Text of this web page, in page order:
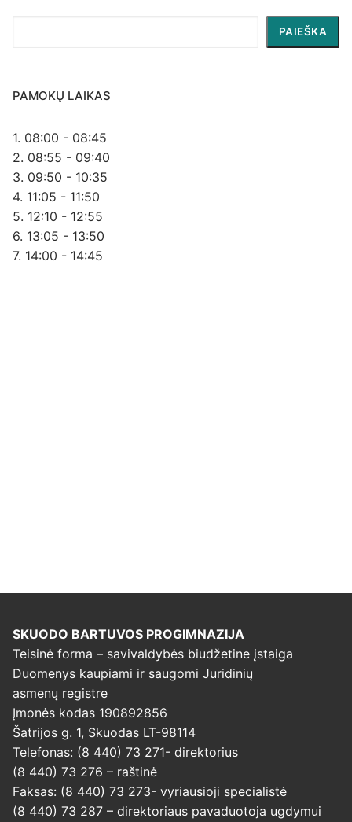
PAIEŠKA
PAMOKŲ LAIKAS
1. 08:00 - 08:45
2. 08:55 - 09:40
3. 09:50 - 10:35
4. 11:05 - 11:50
5. 12:10 - 12:55
6. 13:05 - 13:50
7. 14:00 - 14:45
SKUODO BARTUVOS PROGIMNAZIJA
Teisinė forma – savivaldybės biudžetine įstaiga
Duomenys kaupiami ir saugomi Juridinių
asmenų registre
Įmonės kodas 190892856
Šatrijos g. 1, Skuodas LT-98114
Telefonas: (8 440) 73 271- direktorius
(8 440) 73 276 – raštinė
Faksas: (8 440) 73 273- vyriausioji specialistė
(8 440) 73 287 – direktoriaus pavaduotoja ugdymui